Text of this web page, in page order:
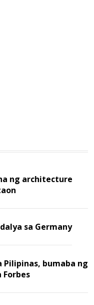
ng architecture
sa Germany
Pilipinas, bumaba ng
Forbes